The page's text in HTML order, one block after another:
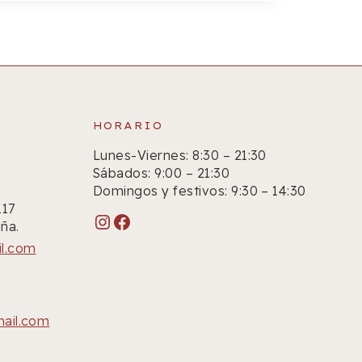
HORARIO
Lunes-Viernes: 8:30 – 21:30
Sábados: 9:00 – 21:30
Domingos y festivos: 9:30 – 14:30
Instagram
Facebook